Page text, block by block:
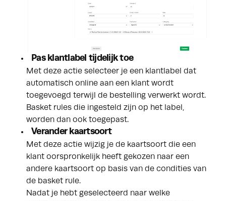
Pas klantlabel tijdelijk toe
Met deze actie selecteer je een klantlabel dat
automatisch online aan een klant wordt
toegevoegd terwijl de bestelling verwerkt wordt.
Basket rules die ingesteld zijn op het label,
worden dan ook toegepast.
Verander kaartsoort
Met deze actie wijzig je de kaartsoort die een
klant oorspronkelijk heeft gekozen naar een
andere kaartsoort op basis van de condities van
de basket rule.
Nadat je hebt geselecteerd naar welke